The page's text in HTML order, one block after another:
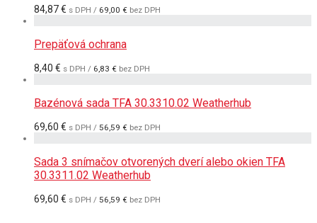
84,87€ s DPH / 69,00 € bez DPH
Prepäťová ochrana
8,40 € s DPH / 6,83 € bez DPH
Bazénová sada TFA 30.3310.02 Weatherhub
69,60 € s DPH / 56,59 € bez DPH
Sada 3 snímačov otvorených dverí alebo okien TFA
30.3311.02 Weatherhub
69,60 € s DPH / 56,59 € bez DPH